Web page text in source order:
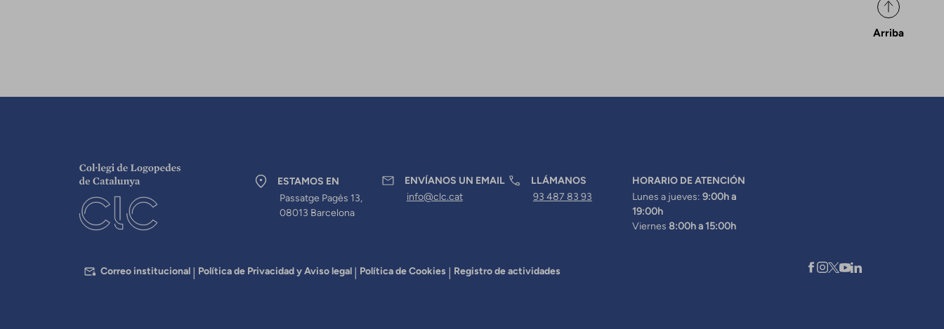
Arriba
ESTAMOS EN
Passatge Pagès 13,
08013 Barcelona
ENVÍANOS UN EMAIL
info@clc.cat
LLÁMANOS
93 487 83 93
HORARIO DE ATENCIÓN
Lunes a jueves: 9:00h a
19:00h
Viernes 8:00h a 15:00h
PEUCorreo institucional Política de Privacidad y Aviso legal Política de Cookies Registro de actividades